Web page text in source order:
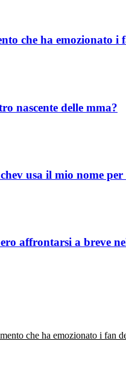
che ha emozionato i
nascente delle mma?
usa il mio nome
affrontarsi a breve
che ha emozionato i fan